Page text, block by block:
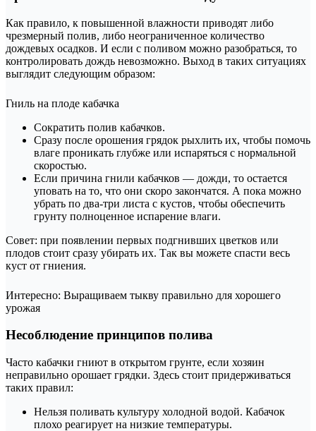
Как правило, к повышенной влажности приводят либо
чрезмерный полив, либо неограниченное количество
дождевых осадков. И если с поливом можно разобраться, то
контролировать дождь невозможно. Выход в таких ситуациях
выглядит следующим образом:
Гниль на плоде кабачка
Сократить полив кабачков.
Сразу после орошения грядок рыхлить их, чтобы помочь
влаге проникать глубже или испаряться с нормальной
скоростью.
Если причина гнили кабачков — дожди, то остается
уповать на то, что они скоро закончатся. А пока можно
убрать по два-три листа с кустов, чтобы обеспечить
грунту полноценное испарение влаги.
Совет: при появлении первых подгнивших цветков или
плодов стоит сразу убирать их. Так вы можете спасти весь
куст от гниения.
Интересно: Выращиваем тыкву правильно для хорошего
урожая
Несоблюдение принципов полива
Часто кабачки гниют в открытом грунте, если хозяин
неправильно орошает грядки. Здесь стоит придерживаться
таких правил:
Нельзя поливать культуру холодной водой. Кабачок
плохо реагирует на низкие температуры.